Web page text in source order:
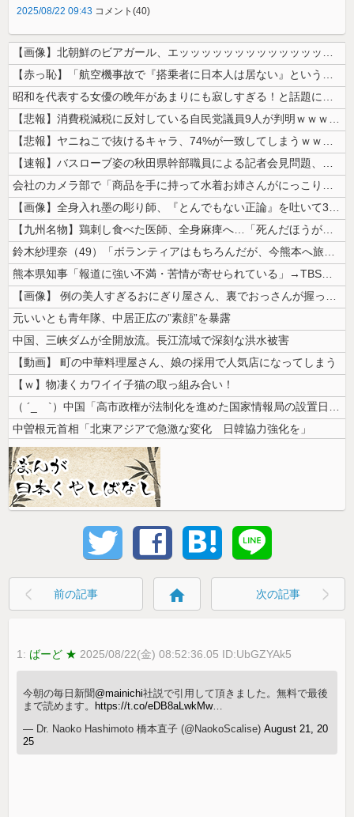
2025/08/22 09:43 コメント(40)
【画像】北朝鮮のビアガール、エッッッッッッッッッッッッッッッッッ！
【赤っ恥】「航空機事故で『搭乗者に日本人は居ない』という発表は嫌い。人...
昭和を代表する女優の晩年があまりにも寂しすぎる！と話題に、自身の子供を...
【悲報】消費税減税に反対している自民党議員9人が判明ｗｗｗｗｗｗ
【悲報】ヤニねこで抜けるキャラ、74%が一致してしまうｗｗｗｗｗ
【速報】バスローブ姿の秋田県幹部職員による記者会見問題、ラブホテルから...
会社のカメラ部で「商品を手に持って水着お姉さんがにっこり」を撮影、だが...
【画像】全身入れ墨の彫り師、『とんでもない正論』を吐いて30万再生され...
【九州名物】鶏刺し食べた医師、全身麻痺へ…「死んだほうが良かったと思っ...
鈴木紗理奈（49）「ボランティアはもちろんだが、今熊本へ旅行に行くこと...
熊本県知事「報道に強い不満・苦情が寄せられている」→TBSの報道特集が...
【画像】 例の美人すぎるおにぎり屋さん、裏でおっさんが握っていたｗｗｗ...
元いいとも青年隊、中居正広の”素顔”を暴露
中国、三峡ダムが全開放流。長江流域で深刻な洪水被害
【動画】 町の中華料理屋さん、娘の採用で人気店になってしまう
【ｗ】物凄くカワイイ子猫の取っ組み合い！
（ ´_ゝ`）中国「高市政権が法制化を進めた国家情報局の設置日が7月3...
中曽根元首相「北東アジアで急激な変化 日韓協力強化を」
前の記事 home 次の記事
1: ばーど ★ 2025/08/22(金) 08:52:36.05 ID:UbGZYAk5
今朝の毎日新聞@mainichi社説で引用して頂きました。無料で最後
まで読めます。
https://t.co/eDB8aLwkMw…
— Dr. Naoko Hashimoto 橋本直子 (@NaokoScalise)August 21, 20
25